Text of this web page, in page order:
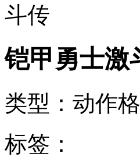
铠甲勇士激
类型：动作
标签：